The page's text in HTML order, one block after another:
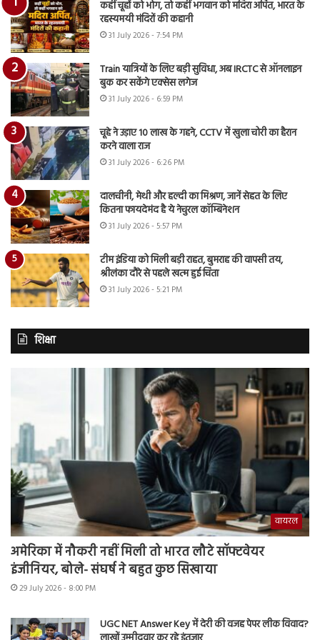
कहीं चूहों को भोग, तो कहीं भगवान को मदिरा अर्पित, भारत के
रहस्यमयी मंदिरों की कहानी
31 July 2026 - 7:54 PM
Train यात्रियों के लिए बड़ी सुविधा, अब IRCTC से ऑनलाइन
बुक कर सकेंगे एक्सेस लगेज
31 July 2026 - 6:59 PM
चूहे ने उड़ाए 10 लाख के गहने, CCTV में खुला चोरी का हैरान
करने वाला राज
31 July 2026 - 6:26 PM
दालचीनी, मेथी और हल्दी का मिश्रण, जानें सेहत के लिए
कितना फायदेमंद है ये नेचुरल कॉम्बिनेशन
31 July 2026 - 5:57 PM
टीम इंडिया को मिली बड़ी राहत, बुमराह की वापसी तय,
श्रीलंका दौरे से पहले खत्म हुई चिंता
31 July 2026 - 5:21 PM
शिक्षा
वायरल
अमेरिका में नौकरी नहीं मिली तो भारत लौटे सॉफ्टवेयर
इंजीनियर, बोले- संघर्ष ने बहुत कुछ सिखाया
29 July 2026 - 8:00 PM
UGC NET Answer Key में देरी की वजह पेपर लीक विवाद?